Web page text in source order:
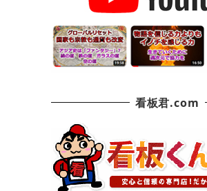
看板君.com